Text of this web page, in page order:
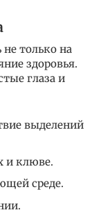
только на
здоровья.
глаза и
выделений
и клюве.
среде.